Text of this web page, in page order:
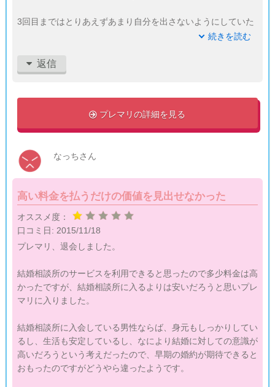
3回目まではとりあえずあまり自分を出さないようにしていた
みたいですが、仲良くなってから出されてもあれなので、最初
なんてしなかったのに笑
続きを読む
返信
 プレマリの詳細を見る
なっちさん
高い料金を払うだけの価値を見出せなかった
オススメ度：
口コミ日: 2015/11/18
プレマリ、退会しました。
結婚相談所のサービスを利用できると思ったので多少料金は高
かったですが、結婚相談所に入るよりは安いだろうと思いプレ
マリに入りました。
結婚相談所に入会している男性ならば、身元もしっかりしてい
るし、生活も安定しているし、なにより結婚に対しての意識が
高いだろうという考えだったので、早期の婚約が期待できると
おもったのですがどうやら違ったようです。